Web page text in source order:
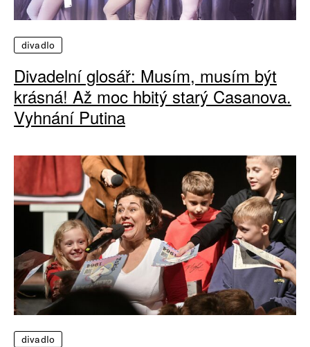
divadlo
Divadelní glosář: Musím, musím být
krásná! Až moc hbitý starý Casanova.
Vyhnání Putina
divadlo